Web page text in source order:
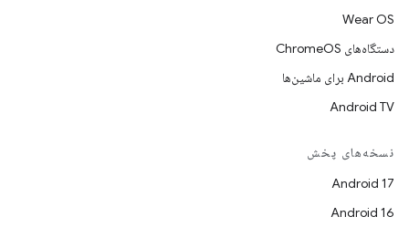
Wear OS
دستگاه‌های ChromeOS
Android برای ماشین‌ها
Android TV
نسخه‌های پخش
Android 17
Android 16